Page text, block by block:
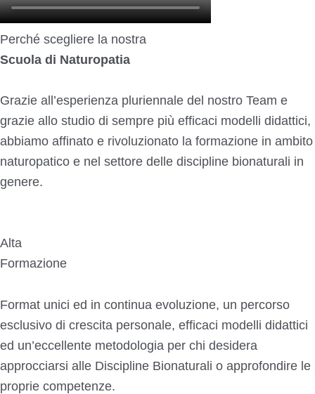
Perché scegliere la nostra
Scuola di Naturopatia
Grazie all’esperienza pluriennale del nostro Team e
grazie allo studio di sempre più efficaci modelli didattici,
abbiamo affinato e rivoluzionato la formazione in ambito
naturopatico e nel settore delle discipline bionaturali in
genere.
Alta
Formazione
Format unici ed in continua evoluzione, un percorso
esclusivo di crescita personale, efficaci modelli didattici
ed un’eccellente metodologia per chi desidera
approcciarsi alle Discipline Bionaturali o approfondire le
proprie competenze.